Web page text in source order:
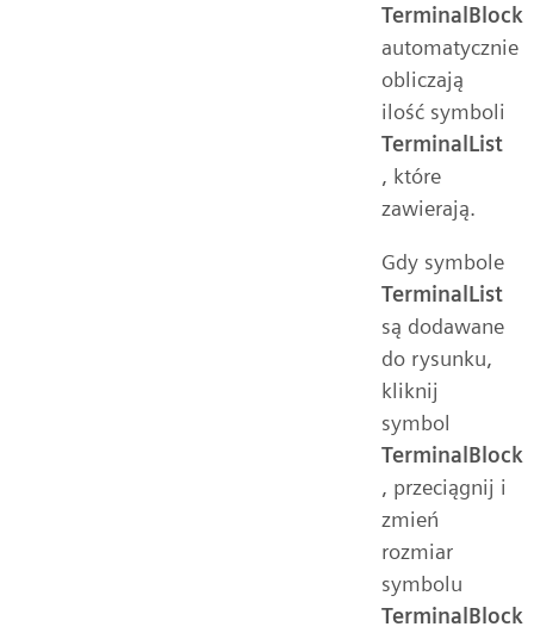
TerminalBlock
automatycznie
obliczają
ilość symboli
TerminalList
, które
zawierają.
Gdy symbole
TerminalList
są dodawane
do rysunku,
kliknij
symbol
TerminalBlock
, przeciągnij i
zmień
rozmiar
symbolu
TerminalBlock